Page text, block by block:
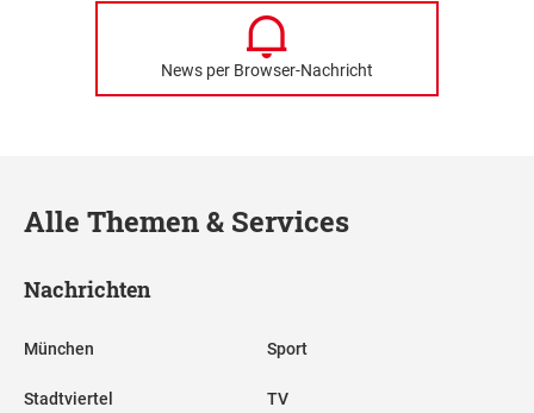
News per Browser-Nachricht
Alle Themen & Services
Nachrichten
München
Stadtviertel
Sport
TV